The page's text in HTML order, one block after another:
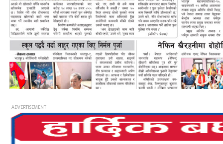
- ADVERTISEMENT -